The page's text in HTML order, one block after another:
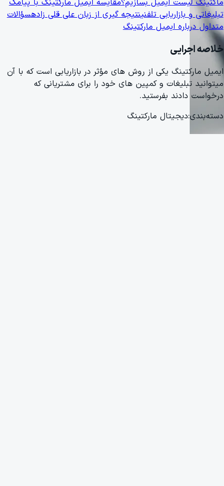
ماکتینگ لیست ایمیل بسازیم؟مقایسه ایمیل مارکتینگ با پیامک
تبلیغاتی و بازاریابی تلفنینتیجه گیری از زبان علی قلی زادهسؤالات
متداول درباره ایمیل مارکتینگ
خلاصه اجرایی
ایمیل مارکتینگ یکی از روش های مؤثر در بازاریابی است که با آن
میتوانید تبلیغات و کمپین های خود را برای مشتریانی که
درخواست دادند بفرستید.
دسته‌بندی:دیجیتال مارکتینگ